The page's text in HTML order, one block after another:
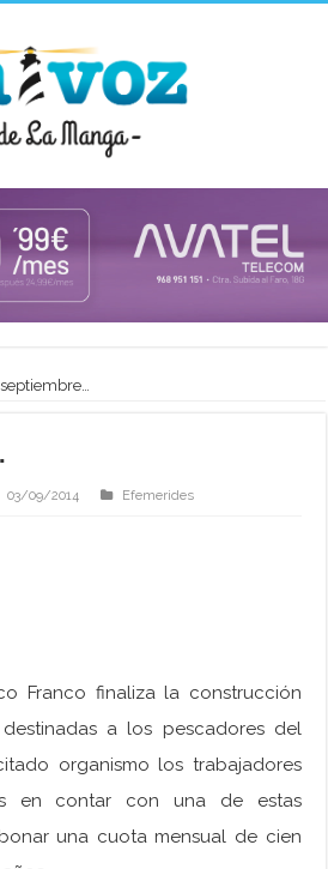
03/09/2014 Efemerides
Franco finaliza la construcción
a los pescadores del
organismo los trabajadores
en contar con una de estas
una cuota mensual de cien